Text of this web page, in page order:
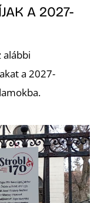
A 2027-
alábbi
a 2027-